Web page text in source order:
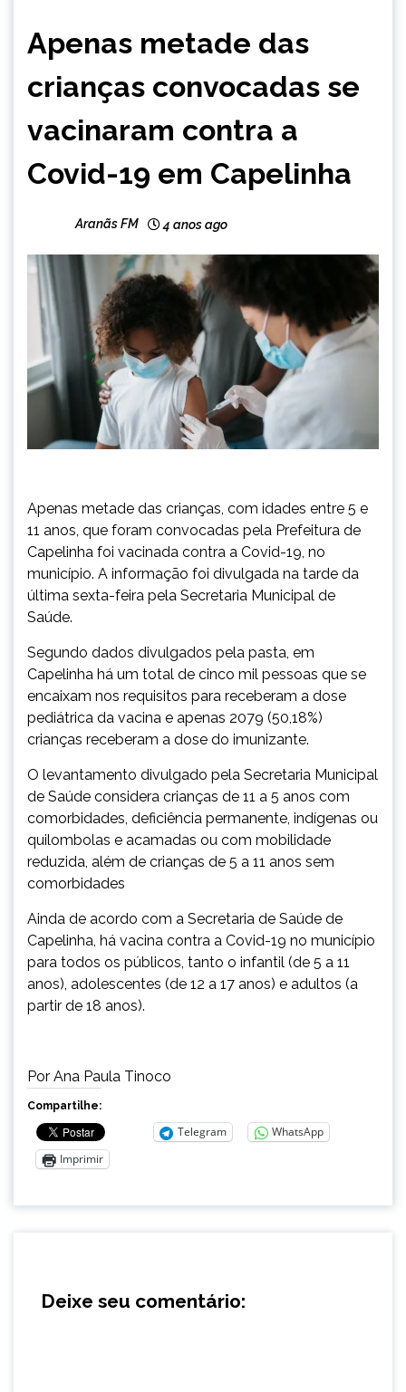
NOTÍCIAS
Apenas metade das
crianças convocadas se
vacinaram contra a
Covid-19 em Capelinha
Aranãs FM 4 anos ago
Apenas metade das crianças, com idades entre 5 e
11 anos, que foram convocadas pela Prefeitura de
Capelinha foi vacinada contra a Covid-19, no
município. A informação foi divulgada na tarde da
última sexta-feira pela Secretaria Municipal de
Saúde.
Segundo dados divulgados pela pasta, em
Capelinha há um total de cinco mil pessoas que se
encaixam nos requisitos para receberam a dose
pediátrica da vacina e apenas 2079 (50,18%)
crianças receberam a dose do imunizante.
O levantamento divulgado pela Secretaria Municipal
de Saúde considera crianças de 11 a 5 anos com
comorbidades, deficiência permanente, indígenas ou
quilombolas e acamadas ou com mobilidade
reduzida, além de crianças de 5 a 11 anos sem
comorbidades
Ainda de acordo com a Secretaria de Saúde de
Capelinha, há vacina contra a Covid-19 no município
para todos os públicos, tanto o infantil (de 5 a 11
anos), adolescentes (de 12 a 17 anos) e adultos (a
partir de 18 anos).
Por Ana Paula Tinoco
Compartilhe:
Telegram
WhatsApp
Imprimir
Deixe seu comentário: